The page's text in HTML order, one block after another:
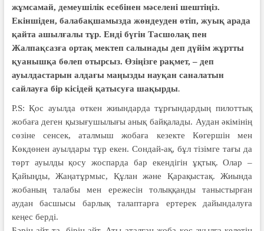
жұмсамай, демеушілік есебінен мәселені шештіңіз.
Екіншіден, балабақшамызда жөндеуден өтіп, жуық арада
қайта ашылғалы тұр. Енді бүгін Тасшолақ пен
Жалпақсазға ортақ мектеп салынады деп дүйім жұртты
қуанышқа бөлеп отырсыз. Өзіңізге рақмет, – деп
ауылдастарын алдағы маңызды науқан саналатын
сайлауға бір кісідей қатысуға шақырды.
P.S: Қос ауылда өткен жиындарда тұрғындардың пилоттық
жобаға деген қызығушылығы анық байқалады. Аудан әкімінің
сөзіне сенсек, аталмыш жобаға кезекте Көгершін мен
Көкдөнен ауылдары тұр екен. Сондай-ақ, бұл тізімге тағы да
төрт ауылды қосу жоспарда бар екендігін ұқтық. Олар –
Қайыңды, Жаңатұрмыс, Құлан және Қарақыстақ. Жиында
жобаның талабы мен ережесін толыққанды таныстырған
аудан басшысы барлық талаптарға ертерек дайындалуға
кеңес берді.